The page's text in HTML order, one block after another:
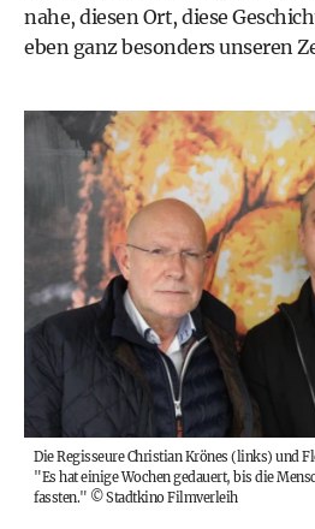
nahe, diesen Ort, diese
eben ganz besonders unseren
Die Regisseure Christian Krönes (links) und
"Es hat einige Wochen gedauert, bis die
fassten." ©Stadtkino Filmverleih